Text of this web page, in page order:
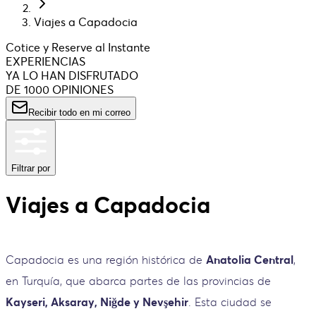
Viajes a Capadocia
Cotice y Reserve al Instante
EXPERIENCIAS
YA LO HAN DISFRUTADO
DE 1000 OPINIONES
Recibir todo en mi correo
Filtrar por
Viajes a Capadocia
Capadocia es una región histórica de Anatolia Central,
en Turquía, que abarca partes de las provincias de
Kayseri, Aksaray, Niğde y Nevşehir . Esta ciudad se